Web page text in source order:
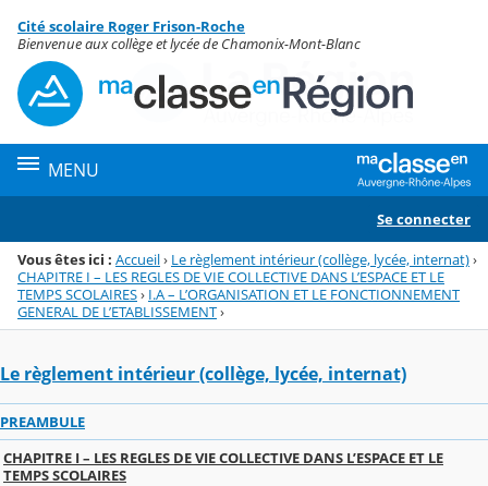
Menu de la rubrique
Contenu
Cité scolaire Roger Frison-Roche
Bienvenue aux collège et lycée de Chamonix-Mont-Blanc
MENU
Se connecter
Vous êtes ici : Accueil› Le règlement intérieur (collège, lycée, internat)›
CHAPITRE I – LES REGLES DE VIE COLLECTIVE DANS L’ESPACE ET LE
TEMPS SCOLAIRES› I.A – L’ORGANISATION ET LE FONCTIONNEMENT
GENERAL DE L’ETABLISSEMENT›
Le règlement intérieur (collège, lycée, internat)
PREAMBULE
CHAPITRE I – LES REGLES DE VIE COLLECTIVE DANS L’ESPACE ET LE
TEMPS SCOLAIRES